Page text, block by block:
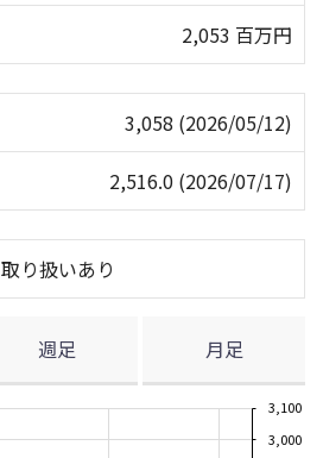
2,053 百万円
3,058 (2026/05/12)
2,516.0 (2026/07/17)
取り扱いあり
週足 月足
3,000
3,100